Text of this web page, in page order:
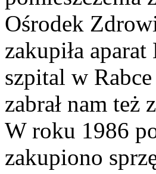
Ośrodek
zakupiła
szpital w
zabrał nam
W roku 1986
zakupiono